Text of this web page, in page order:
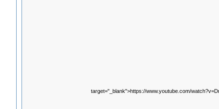
target="_blank">https://www.youtube.com/